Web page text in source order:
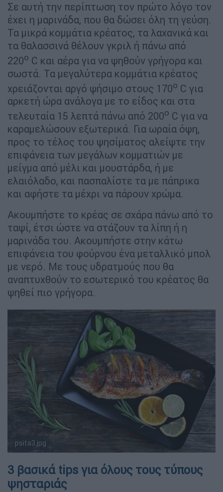
Σε αυτή την περίπτωση τον πρώτο λόγο τον
έχει η μαρινάδα, που θα δώσει όλη τη γεύση.
Τα μικρά κομμάτια κρέατος, τα λαχανικά και
τα θαλασσινά θέλουν γκριλ ή πάνω από
220ο C και αέρα για να ψηθούν γρήγορα και
σωστά. Τα μεγαλύτερα κομμάτια κρέατος
χρειάζονται αργό ψήσιμο στους 170ο C για
αρκετή ώρα ανάλογα με το είδος και στα
τελευταία 15 λεπτά πάνω από 200ο C για να
καραμελώσουν εξωτερικά. Για ωραία όψη,
προς το τέλος του ψησίματος αλείψτε την
επιφάνεια των μεγάλων κομματιών με
μείγμα από μέλι και μουστάρδα, ή με
ελαιόλαδο, και πασπαλίστε τα με πάπρικα
και αφήστε τα μέχρι να πάρουν χρώμα.
Ακουμπήστε το κρέας σε σχάρα πάνω από το
ταψί, έτσι ώστε να στάζουν τα λίπη ή η
μαρινάδα του. Ακουμπήστε στην κάτω
επιφάνεια του φούρνου ένα μεταλλικό μπολ
με νερό. Με τους υδρατμούς που θα
αναπτυχθούν το εσωτερικό του κρέατος θα
ψηθεί πιο γρήγορα.
psita3.jpg
3 βασικά tips για όλους τους τύπους
ψησταριάς